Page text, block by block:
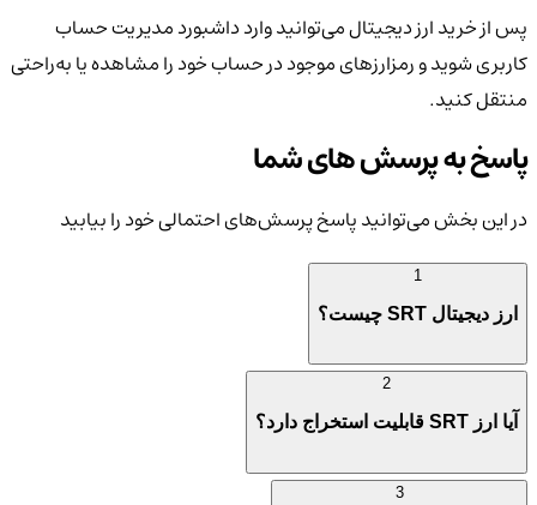
پس از خرید ارز دیجیتال می‌توانید وارد داشبورد مدیریت حساب
کاربری شوید و رمزارزهای موجود در حساب خود را مشاهده یا به‌راحتی
منتقل کنید.
پاسخ به پرسش های شما
در این بخش می‌توانید پاسخ پرسش‌های احتمالی خود را بیابید
ارز دیجیتال SRT چیست؟
آیا ارز SRT قابلیت استخراج دارد؟